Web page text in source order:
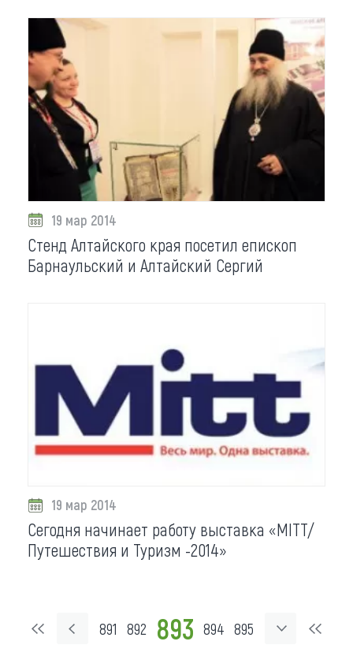
19 мар 2014
Стенд Алтайского края посетил епископ
Барнаульский и Алтайский Сергий
19 мар 2014
Сегодня начинает работу выставка «MITT/
Путешествия и Туризм -2014»
891 892 893 894 895